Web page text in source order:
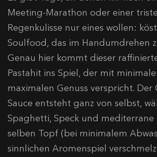
Meeting-Marathon oder einer
Regenkulisse nur eines wollen:
Soulfood, das im Handumdrehen
Genau hier kommt dieser
Pastahit ins Spiel, der mit
maximalen Genuss verspricht. Der
Sauce entsteht ganz von selbst,
Spaghetti, Speck und mediterrane
selben Topf (bei minimalem
sinnlichen Aromenspiel